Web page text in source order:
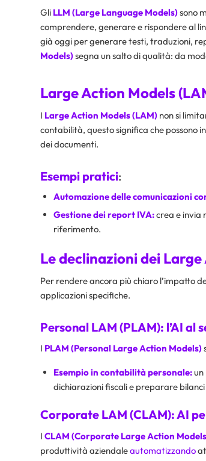
Gli LLM (Large Language Models)sono
comprendere, generare e rispondere al
già oggi per generare testi, traduzioni,
Models)segna un salto di qualità: da
Large Action Models
I Large Action Models (LAM) non si
contabilità, questo significa che possono
dei documenti.
Esempi pratici:
Automazione delle comunicazioni
Gestione dei report IVA:crea e invia
riferimento.
Le declinazioni dei
Per rendere ancora più chiaro l’impatto
applicazioni specifiche.
Personal LAM (PLAM): l’AI al
I PLAM (Personal Large Action Models)
Esempio in contabilità personale:un
dichiarazioni fiscali e preparare
Corporate LAM (CLAM): AI
I CLAM (Corporate Large Action
produttività aziendaleautomatizzando